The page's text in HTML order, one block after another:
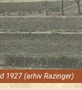
1927 (arhiv Razinger)